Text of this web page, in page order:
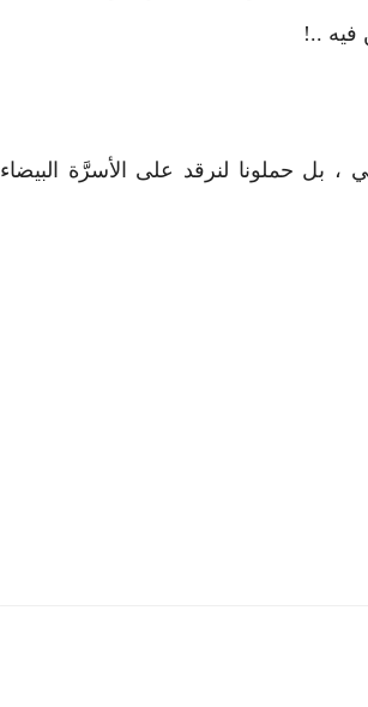
..!
، بل حملونا لنرقد على الأسرَّة البيضاء